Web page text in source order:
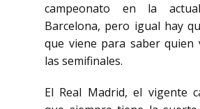
campeonato en la
Barcelona, pero igual hay
que viene para saber quien
las semifinales.
El Real Madrid, el vigente